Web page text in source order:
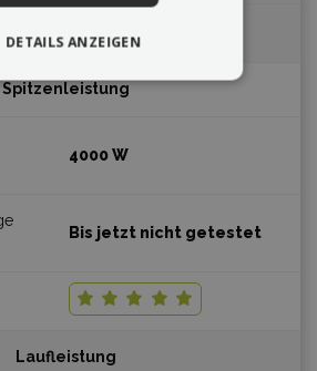
Spitzenleistung
4000 W
Bis jetzt nicht getestet
Laufleistung
DETAILS ANZEIGEN